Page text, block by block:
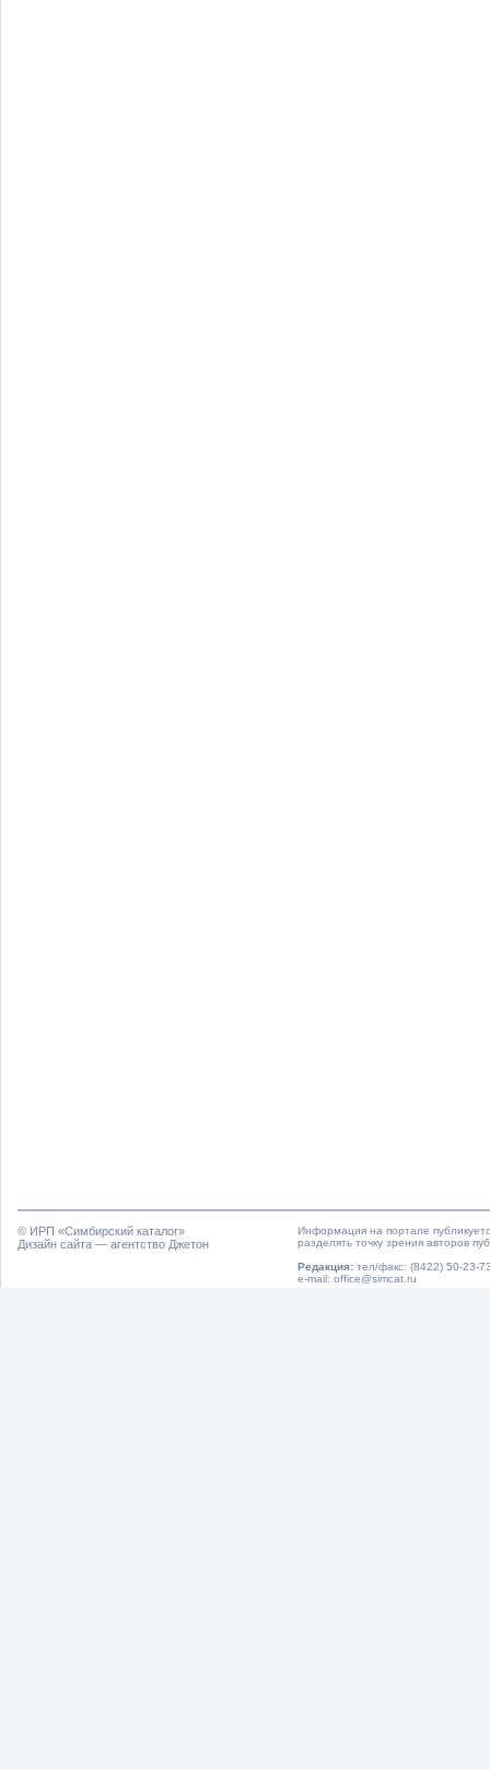
© ИРП «Симбирский каталог»
Дизайн сайта — агентство Джетон
Информация на портале
разделять точку зрения авторов
Редакция: тел/факс: (8422) 50-23-
e-mail: office@simcat.ru